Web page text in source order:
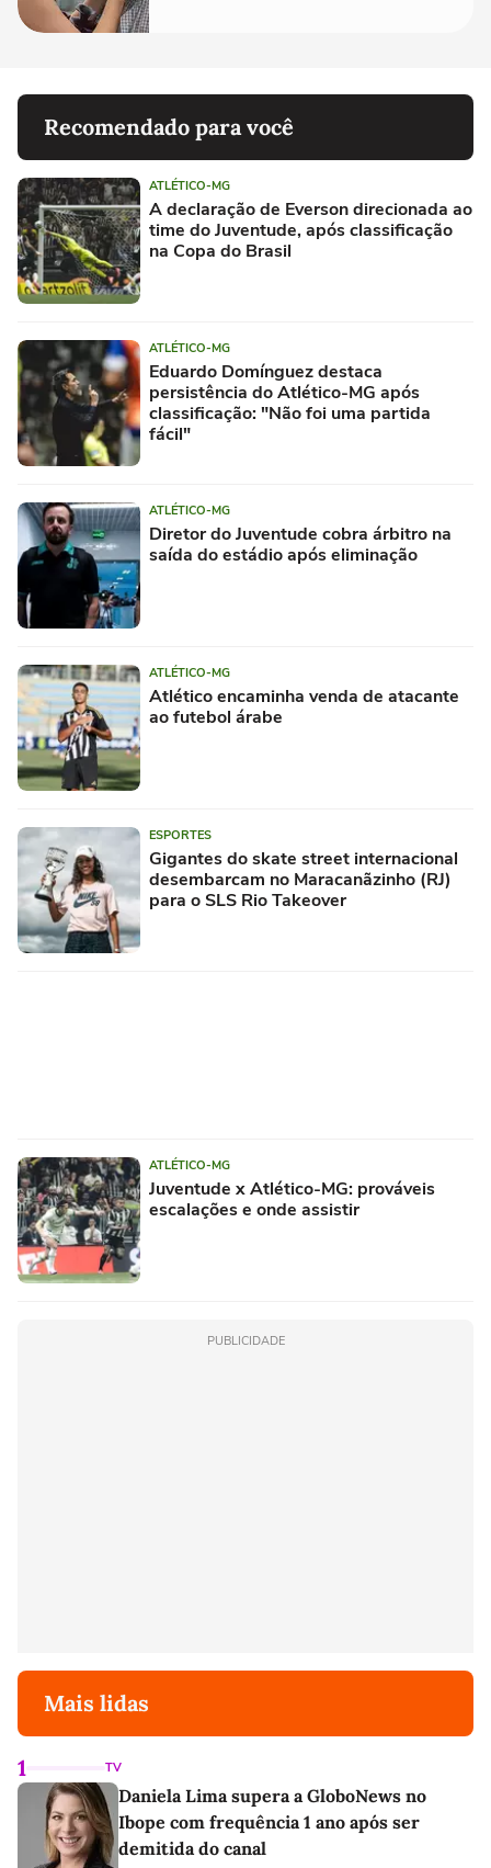
Recomendado para você
ATLÉTICO-MG
A declaração de Everson direcionada ao
time do Juventude, após classificação
na Copa do Brasil
ATLÉTICO-MG
Eduardo Domínguez destaca
persistência do Atlético-MG após
classificação: "Não foi uma partida
fácil"
ATLÉTICO-MG
Diretor do Juventude cobra árbitro na
saída do estádio após eliminação
ATLÉTICO-MG
Atlético encaminha venda de atacante
ao futebol árabe
ESPORTES
Gigantes do skate street internacional
desembarcam no Maracanãzinho (RJ)
para o SLS Rio Takeover
ATLÉTICO-MG
Juventude x Atlético-MG: prováveis
escalações e onde assistir
PUBLICIDADE
Mais lidas
1 TV
Daniela Lima supera a GloboNews no
Ibope com frequência 1 ano após ser
demitida do canal